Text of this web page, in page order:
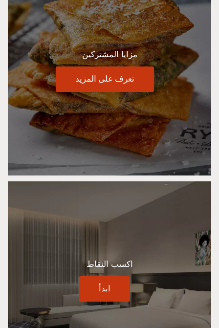
مزايا المشتركين
تعرف على المزيد
اكسب النقاط
ابدأ